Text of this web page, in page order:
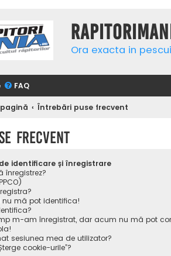
Ora exacta in
FAQ
Întrebări puse frecvent
frecvent
identificare și înregistrare
înregistrez?
mă pot identifica!
m-am înregistrat, dar acum nu mă pot
sesiunea mea de utilizator?
cookie-urile”?